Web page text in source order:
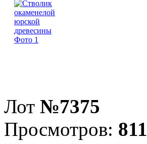
Лот №7375
Просмотров: 811